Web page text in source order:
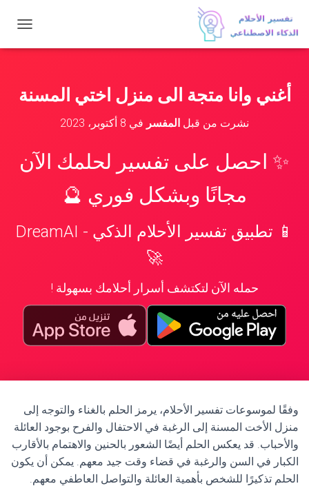
ب
ا
ل
أغني وانا متجة الى منزل اختي المسنة
نشرت من قبل المفسر في 8 أكتوبر، 2023
✨ احصل على تفسير لحلمك الآن
مجانًا وبشكل فوري 🔮
📱 تطبيق تفسير الأحلام الذكي - DreamAI
🚀
حمله الآن لتكتشف أسرار أحلامك بسهولة !
وفقًا لموسوعات تفسير الأحلام، يرمز الحلم بالغناء والتوجه إلى
منزل الأخت المسنة إلى الرغبة في الاحتفال والفرح بوجود العائلة
والأحباب. قد يعكس الحلم أيضًا الشعور بالحنين والاهتمام بالأقارب
الكبار في السن والرغبة في قضاء وقت جيد معهم. يمكن أن يكون
الحلم تذكيرًا للشخص بأهمية العائلة والتواصل العاطفي معهم.